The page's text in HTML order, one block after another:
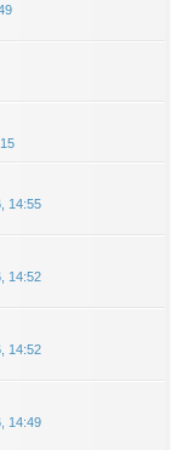
14:55
14:52
14:52
14:49